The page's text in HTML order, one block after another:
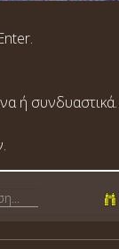
ή συνδυαστικά.